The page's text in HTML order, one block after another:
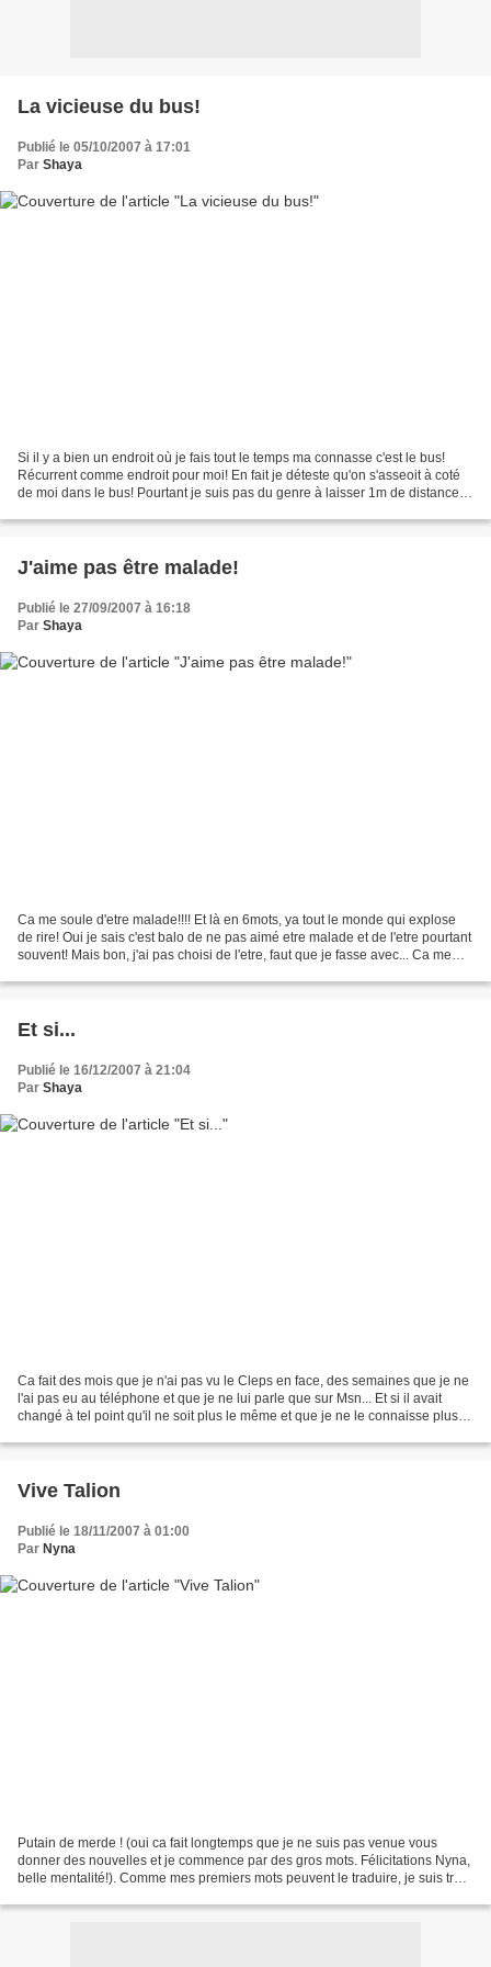
La vicieuse du bus!
Publié le 05/10/2007 à 17:01
Par Shaya
Si il y a bien un endroit où je fais tout le temps ma connasse c'est le bus!
Récurrent comme endroit pour moi! En fait je déteste qu'on s'asseoit à coté
de moi dans le bus! Pourtant je suis pas du genre à laisser 1m de distance
J'aime pas être malade!
Publié le 27/09/2007 à 16:18
Par Shaya
Ca me soule d'etre malade!!!! Et là en 6mots, ya tout le monde qui explose
de rire! Oui je sais c'est balo de ne pas aimé etre malade et de l'etre pourtant
souvent! Mais bon, j'ai pas choisi de l'etre, faut que je fasse avec... Ca me
Et si...
Publié le 16/12/2007 à 21:04
Par Shaya
Ca fait des mois que je n'ai pas vu le Cleps en face, des semaines que je ne
l'ai pas eu au téléphone et que je ne lui parle que sur Msn... Et si il avait
changé à tel point qu'il ne soit plus le même et que je ne le connaisse plus?
Vive Talion
Publié le 18/11/2007 à 01:00
Par Nyna
Putain de merde ! (oui ca fait longtemps que je ne suis pas venue vous
donner des nouvelles et je commence par des gros mots. Félicitations Nyna,
belle mentalité!). Comme mes premiers mots peuvent le traduire, je suis très